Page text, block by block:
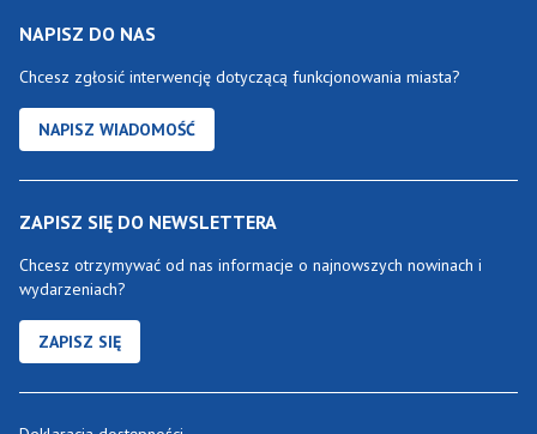
NAPISZ DO NAS
Chcesz zgłosić interwencję dotyczącą funkcjonowania miasta?
NAPISZ WIADOMOŚĆ
ZAPISZ SIĘ DO NEWSLETTERA
Chcesz otrzymywać od nas informacje o najnowszych nowinach i
wydarzeniach?
ZAPISZ SIĘ